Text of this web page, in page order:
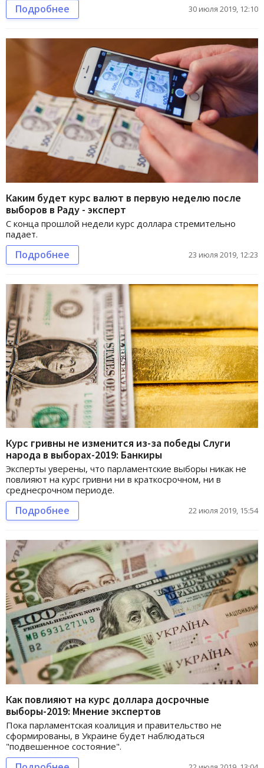
Подробнее 30 июля 2019, 12:10
Каким будет курс валют в первую неделю после
выборов в Раду - эксперт
С конца прошлой недели курс доллара стремительно
падает.
Подробнее 23 июля 2019, 12:23
Курс гривны не изменится из-за победы Слуги
народа в выборах-2019: Банкиры
Эксперты уверены, что парламентские выборы никак не
повлияют на курс гривни ни в краткосрочном, ни в
среднесрочном периоде.
Подробнее 22 июля 2019, 15:54
Как повлияют на курс доллара досрочные
выборы-2019: Мнение экспертов
Пока парламентская коалиция и правительство не
сформированы, в Украине будет наблюдаться
"подвешенное состояние".